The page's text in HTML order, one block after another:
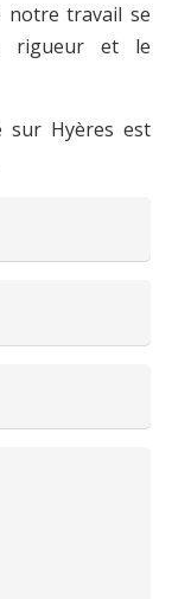
notre travail se
rigueur et le
sur Hyères est